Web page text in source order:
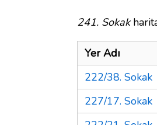
241. Sokak
Yer Adı
222/38. Sokak
227/17. Sokak